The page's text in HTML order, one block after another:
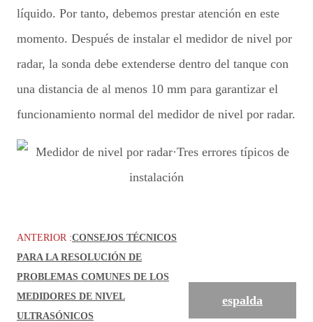
líquido. Por tanto, debemos prestar atención en este
momento. Después de instalar el medidor de nivel por
radar, la sonda debe extenderse dentro del tanque con
una distancia de al menos 10 mm para garantizar el
funcionamiento normal del medidor de nivel por radar.
ANTERIOR :CONSEJOS TÉCNICOS
PARA LA RESOLUCIÓN DE
PROBLEMAS COMUNES DE LOS
MEDIDORES DE NIVEL
ULTRASÓNICOS
espalda